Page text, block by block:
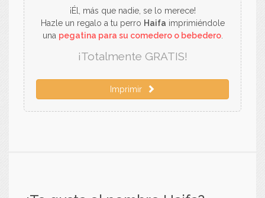
¡Él, más que nadie, se lo merece!
Hazle un regalo a tu perro Haifa imprimiéndole
una pegatina para su comedero o bebedero.
¡Totalmente GRATIS!
Imprimir